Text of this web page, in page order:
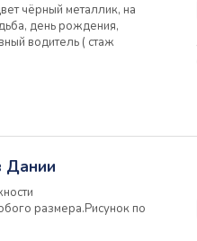
чёрный металлик, на
день рождения,
водитель ( стаж
Индивидуальный подход к
Дании
размера.Рисунок по